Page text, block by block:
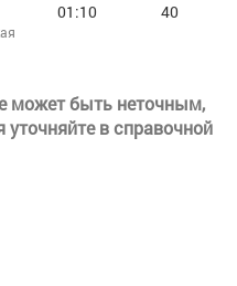
01:10 40
может быть неточным,
в справочной